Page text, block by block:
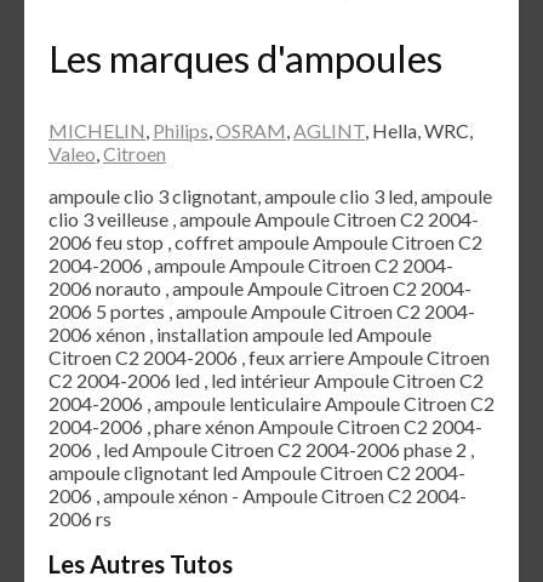
Les marques d'ampoules
MICHELIN, Philips,OSRAM,AGLINT, Hella, WRC,
Valeo,Citroen
ampoule clio 3 clignotant, ampoule clio 3 led, ampoule
clio 3 veilleuse , ampoule Ampoule Citroen C2 2004-
2006 feu stop , coffret ampoule Ampoule Citroen C2
2004-2006 , ampoule Ampoule Citroen C2 2004-
2006 norauto , ampoule Ampoule Citroen C2 2004-
2006 5 portes , ampoule Ampoule Citroen C2 2004-
2006 xénon , installation ampoule led Ampoule
Citroen C2 2004-2006 , feux arriere Ampoule Citroen
C2 2004-2006 led , led intérieur Ampoule Citroen C2
2004-2006 , ampoule lenticulaire Ampoule Citroen C2
2004-2006 , phare xénon Ampoule Citroen C2 2004-
2006 , led Ampoule Citroen C2 2004-2006 phase 2 ,
ampoule clignotant led Ampoule Citroen C2 2004-
2006 , ampoule xénon - Ampoule Citroen C2 2004-
2006 rs
Les Autres Tutos